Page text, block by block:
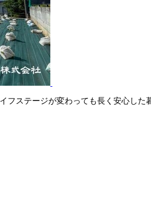
フステージが変わっても長く安心した